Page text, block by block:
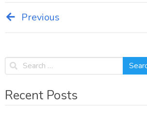
Post
navigation
Previous
Recent Posts